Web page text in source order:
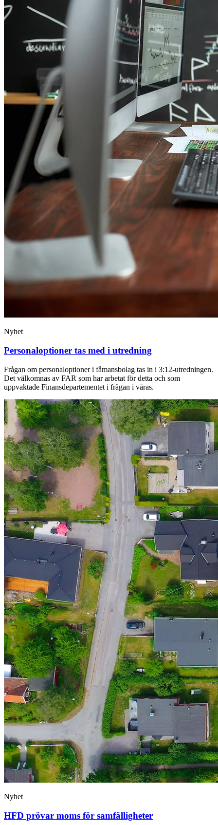
Nyhet
Personaloptioner tas med i utredning
Frågan om personaloptioner i fåmansbolag tas in i 3:12-utredningen.
Det välkomnas av FAR som har arbetat för detta och som
uppvaktade Finansdepartementet i frågan i våras.
Nyhet
HFD prövar moms för samfälligheter